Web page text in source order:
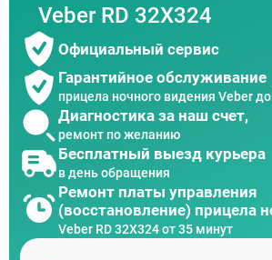
Veber RD 32X324
Официальный сервис
Гарантийное обслуживание
прицела ночного видения Veber
Диагностика за наш счет,
ремонт по желанию
Бесплатный выезд курьера
в день обращения
Ремонт платы управления
(восстановление) прицела
Veber RD 32X324 от 35 минут